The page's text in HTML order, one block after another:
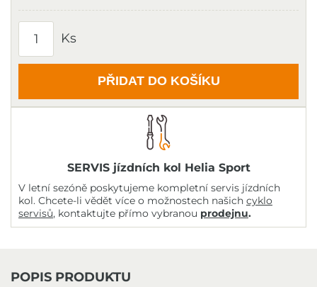
Ks
PŘIDAT DO KOŠÍKU
SERVIS jízdních kol Helia Sport
V letní sezóně poskytujeme kompletní servis jízdních
kol. Chcete-li vědět více o možnostech našich cyklo
servisů, kontaktujte přímo vybranou prodejnu.
POPIS PRODUKTU